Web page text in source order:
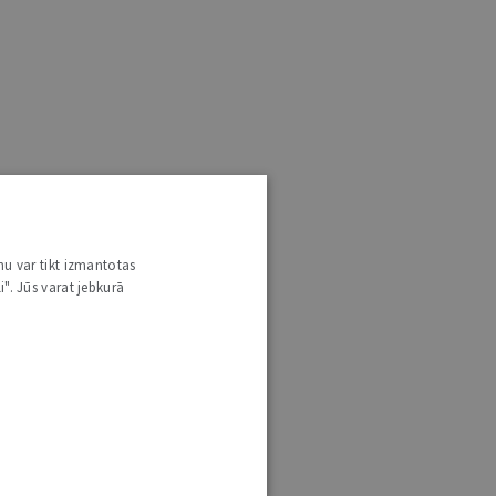
var tikt izmantotas
Jūs varat jebkurā